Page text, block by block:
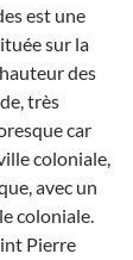
est une
sur la
des
très
car
coloniale,
avec un
coloniale.
Pierre